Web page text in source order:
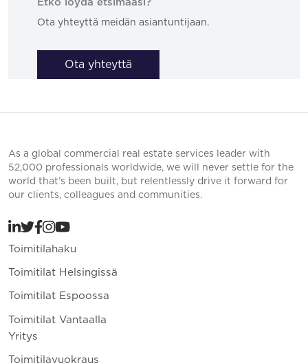
Etkö löydä etsimääsi?
Ota yhteyttä meidän asiantuntijaan.
Ota yhteyttä
As a global commercial real estate services leader with
52,000 professionals worldwide, we will never settle for the
world that’s been built, but relentlessly drive it forward for
our clients, colleagues and communities.
Toimitilahaku
Toimitilat Helsingissä
Toimitilat Espoossa
Toimitilat Vantaalla
Yritys
Toimitilavuokraus